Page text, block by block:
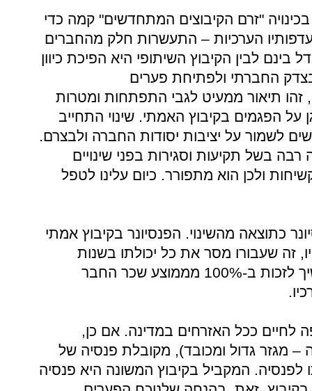
"זרם הקיבוצים המתחדשים" קמה כדי
הערכיות – התעשרות חלק מהחברים
לבין הקיבוץ השיתופי היא הפיכת כיוון
החברתי ולפתיחת פערים
זהו תיאור ממעיט לגבי התפתחות ומטרות
על הפגמים בקיבוץ האמתי. שינוי התחייב
לשמור על יציבות יסודות החברה ולבצרם.
בשל תקיעות וסגירות בפני שינויים
ולכן הוא מתפורר. כיום עלינו לטפל
כתוצאה מהשינוי. הפנסיונר בקיבוץ אמתי
זה שעבורו מסר את כל יכולתו בשנות
עבודתו, צבר זכויות וכעת הוא ממשיך לזכות ב-100% מממוצע שכר החבר
לחיים ככל האזרחים במדינה. אם כן,
– מגזר גדול ומכובד), מקובלת פנסיה של
לפנסיה. המקביל בקיבוץ המשונה היא פנסיה